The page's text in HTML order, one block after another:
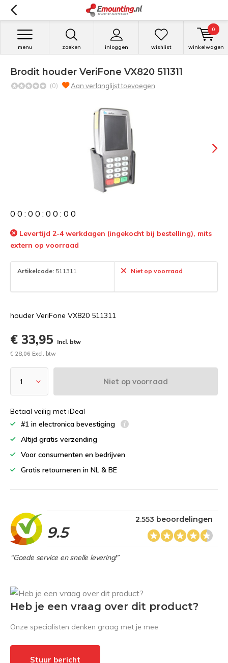
zoeken inloggen
menu wishlist winkelwagen
0
Brodit houder VeriFone VX820 511311
(0) Aan verlanglijst toevoegen
0 0 : 0 0 : 0 0 : 0 0
Levertijd 2-4 werkdagen (ingekocht bij bestelling), mits
extern op voorraad
Artikelcode: 511311 Niet op voorraad
houder VeriFone VX820 511311
€ 33,95
Incl. btw
€ 28,06 Excl. btw
Niet op voorraad
Betaal veilig met iDeal
#1 in electronica bevestiging
Altijd gratis verzending
Voor consumenten en bedrijven
Gratis retourneren in NL & BE
9.5
2.553 beoordelingen
“Goede service en snelle levering!”
Heb je een vraag over dit product?
Onze specialisten denken graag met je mee
Stuur bericht